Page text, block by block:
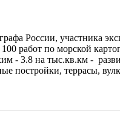
России, участника
работ по морской
- 3.8 на тыс.кв.км -
постройки, террасы,